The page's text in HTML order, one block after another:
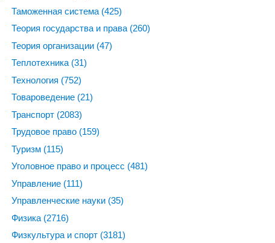
Таможенная система (425)
Теория государства и права (260)
Теория организации (47)
Теплотехника (31)
Технология (752)
Товароведение (21)
Транспорт (2083)
Трудовое право (159)
Туризм (115)
Уголовное право и процесс (481)
Управление (111)
Управленческие науки (35)
Физика (2716)
Физкультура и спорт (3181)